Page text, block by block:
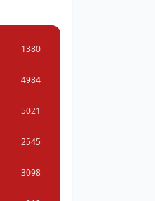
1380
4984
5021
2545
3098